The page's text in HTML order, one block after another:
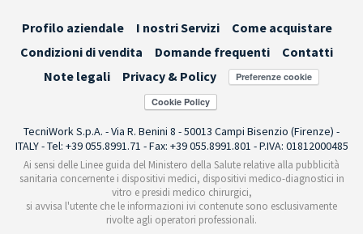
Profilo aziendale I nostri Servizi
Come acquistare
Condizioni di vendita
Domande frequenti
Contatti
Note legali
Privacy & Policy Preferenze cookie
TecniWork S.p.A. - Via R. Benini 8 - 50013 Campi Bisenzio (Firenze) -
ITALY - Tel: +39 055.8991.71 - Fax: +39 055.8991.801 - P.IVA: 01812000485
Ai sensi delle Linee guida del Ministero della Salute relative alla pubblicità
sanitaria concernente i dispositivi medici, dispositivi medico-diagnostici in
vitro e presidi medico chirurgici,
si avvisa l'utente che le informazioni ivi contenute sono esclusivamente
rivolte agli operatori professionali.